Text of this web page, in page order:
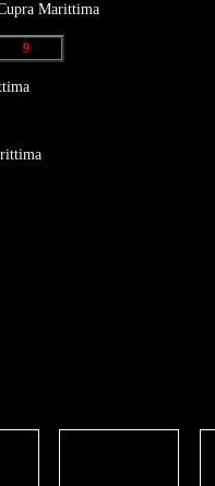
Marittima
9